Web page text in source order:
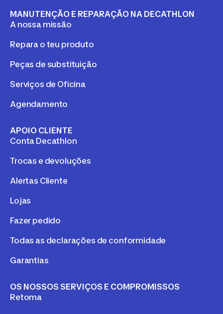
MANUTENÇÃO E REPARAÇÃO NA DECATHLON
A nossa missão
Repara o teu produto
Peças de substituição
Serviços de Oficina
Agendamento
APOIO CLIENTE
Conta Decathlon
Trocas e devoluções
Alertas Cliente
Lojas
Fazer pedido
Todas as declarações de conformidade
Garantias
OS NOSSOS SERVIÇOS E COMPROMISSOS
Retoma